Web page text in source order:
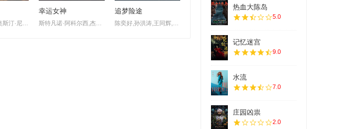
亨利·托马斯,奥斯汀·尼可斯,阿德琳妮·帕里奇,奥黛塔·安纳布尔,席亚拉·博拉沃,马特·劳里亚
幸运女神
斯特凡诺·阿科尔西,杰丝敏·特丽卡,爱德华多·莱奥,芭芭拉·阿尔贝蒂,菲利波·尼格鲁,洛雷达纳·卡纳塔
追梦险途
陈奕好,孙洪涛,王同辉,王静,罗旖凡,谢昀杉,张云馨
热血大陈岛
5.0
记忆迷宫
9.0
水流
7.0
庄园凶祟
2.0